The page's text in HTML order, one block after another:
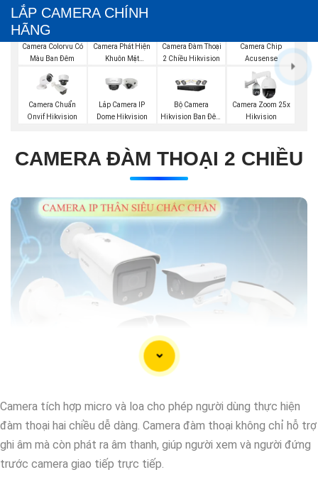
LẮP CAMERA CHÍNH
HÃNG
Camera Colorvu Có
Màu Ban Đêm
Camera Phát Hiện
Khuôn Mặt
Camera Đàm Thoại
2 Chiều Hikvision
Camera Chip
Acusense
Camera Chuẩn
Onvif Hikvision
Lắp Camera IP
Dome Hikvision
Bộ Camera
Hikvision Ban Đêm
Camera Zoom 25x
Hikvision
CAMERA ĐÀM THOẠI 2 CHIỀU
Camera tích hợp micro và loa cho phép người dùng thực hiện
đàm thoại hai chiều dễ dàng. Camera đàm thoại không chỉ hỗ trợ
ghi âm mà còn phát ra âm thanh, giúp người xem và người đứng
trước camera giao tiếp trực tiếp.